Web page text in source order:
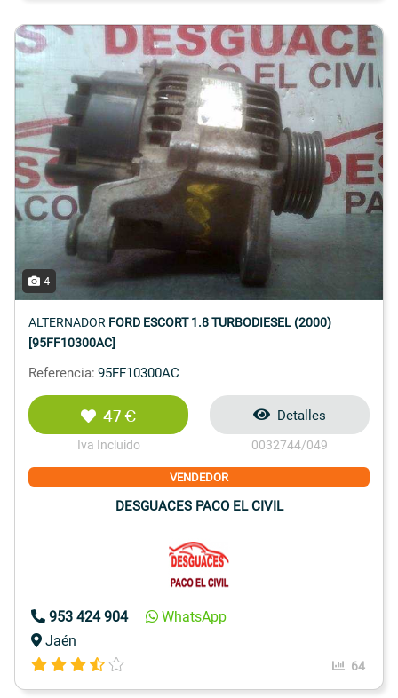
4
ALTERNADOR FORD ESCORT 1.8 TURBODIESEL (2000)
[95FF10300AC]
Referencia: 95FF10300AC
47 €
Iva Incluido
Detalles
0032744/049
VENDEDOR
DESGUACES PACO EL CIVIL
953 424 904
WhatsApp
Jaén
64